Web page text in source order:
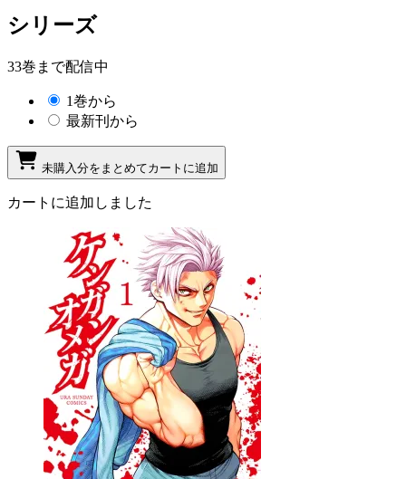
シリーズ
33巻まで配信中
1巻から
最新刊から
未購入分をまとめてカートに追加
カートに追加しました